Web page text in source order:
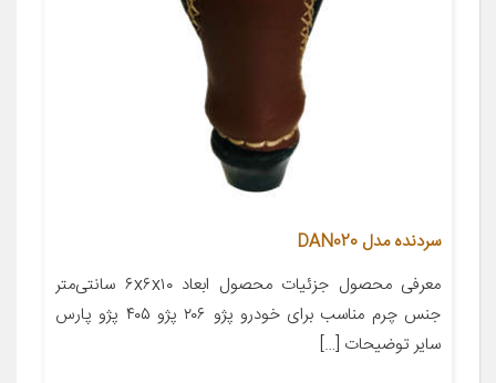
سردنده مدل DAN020
معرفی محصول جزئیات محصول ابعاد ۶x۶x۱۰ سانتی‌متر
جنس چرم مناسب برای خودرو پژو ۲۰۶ پژو ۴۰۵ پژو پارس
سایر توضیحات […]